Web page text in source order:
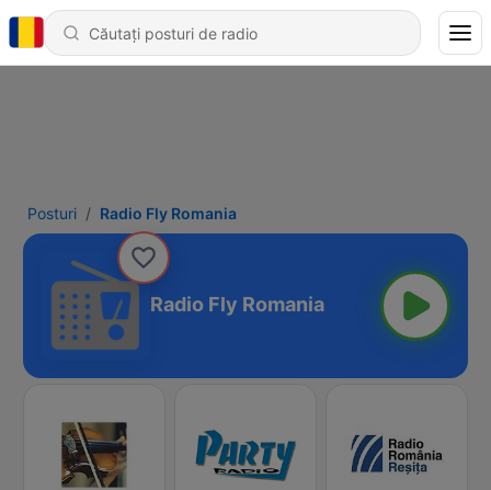
Posturi Radio Fly Romania
Radio Fly Romania